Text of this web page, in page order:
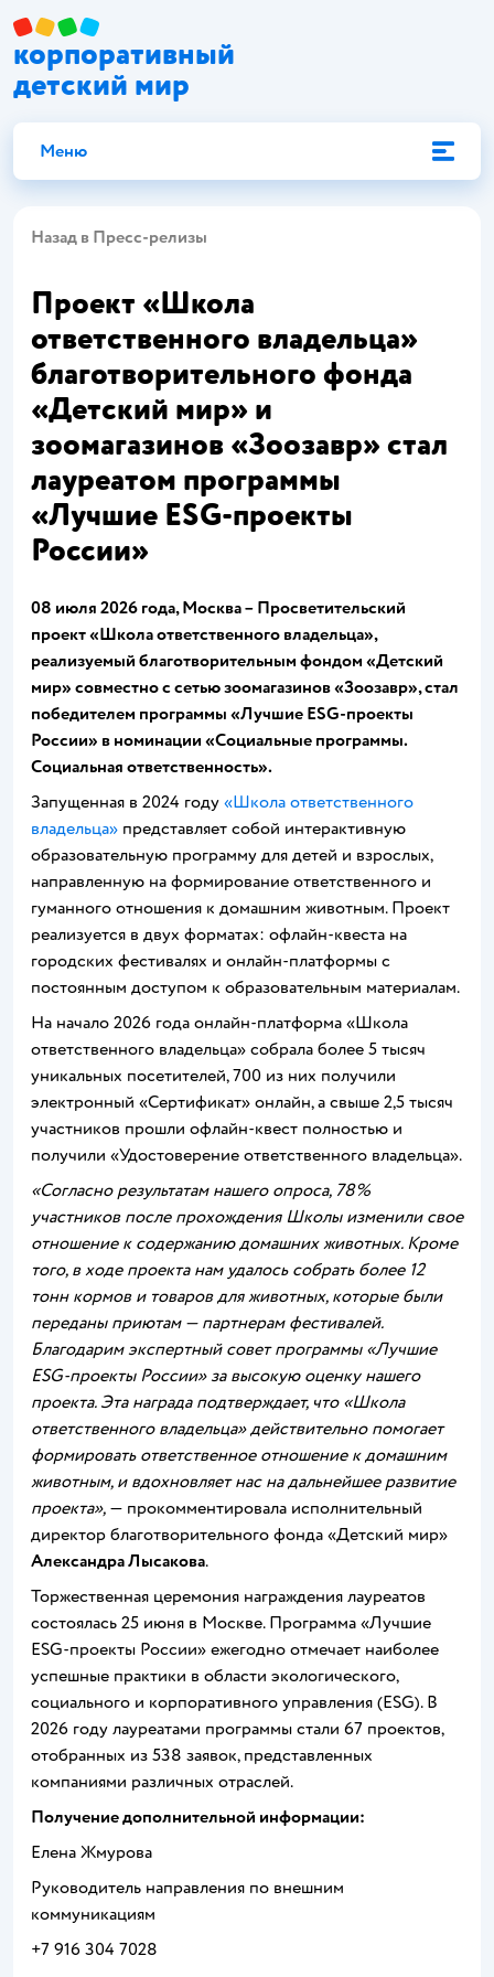
корпоративный
детский мир
Меню
Назад в Пресс-релизы
Проект «Школа
ответственного владельца»
благотворительного фонда
«Детский мир» и
зоомагазинов «Зоозавр» стал
лауреатом программы
«Лучшие ESG-проекты
России»
08 июля 2026 года, Москва– Просветительский
проект «Школа ответственного владельца»,
реализуемый благотворительным фондом «Детский
мир» совместно с сетью зоомагазинов «Зоозавр», стал
победителем программы «Лучшие ESG-проекты
России» в номинации «Социальные программы.
Социальная ответственность».
Запущенная в 2024 году «Школа ответственного
владельца» представляет собой интерактивную
образовательную программу для детей и взрослых,
направленную на формирование ответственного и
гуманного отношения к домашним животным. Проект
реализуется в двух форматах: офлайн-квеста на
городских фестивалях и онлайн-платформы с
постоянным доступом к образовательным материалам.
На начало 2026 года онлайн-платформа «Школа
ответственного владельца» собрала более 5 тысяч
уникальных посетителей, 700 из них получили
электронный «Сертификат» онлайн, а свыше 2,5 тысяч
участников прошли офлайн-квест полностью и
получили «Удостоверение ответственного владельца».
«Согласно результатам нашего опроса, 78%
участников после прохождения Школы изменили свое
отношение к содержанию домашних животных. Кроме
того, в ходе проекта нам удалось собрать более 12
тонн кормов и товаров для животных, которые были
переданы приютам — партнерам фестивалей.
Благодарим экспертный совет программы «Лучшие
ESG-проекты России» за высокую оценку нашего
проекта. Эта награда подтверждает, что «Школа
ответственного владельца» действительно помогает
формировать ответственное отношение к домашним
животным, и вдохновляет нас на дальнейшее развитие
проекта», — прокомментировала исполнительный
директор благотворительного фонда «Детский мир»
Александра Лысакова.
Торжественная церемония награждения лауреатов
состоялась 25 июня в Москве. Программа «Лучшие
ESG-проекты России» ежегодно отмечает наиболее
успешные практики в области экологического,
социального и корпоративного управления (ESG). В
2026 году лауреатами программы стали 67 проектов,
отобранных из 538 заявок, представленных
компаниями различных отраслей.
Получение дополнительной информации:
Елена Жмурова
Руководитель направления по внешним
коммуникациям
+7 916 304 7028